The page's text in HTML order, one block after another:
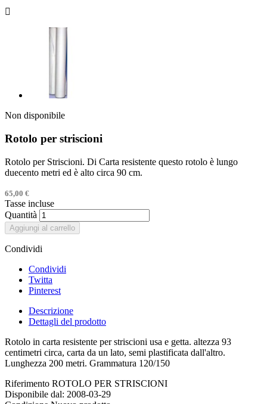

Non disponibile
Rotolo per striscioni
Rotolo per Striscioni. Di Carta resistente questo rotolo è lungo
duecento metri ed è alto circa 90 cm.
65,00 €
Tasse incluse
Quantità
Aggiungi al carrello
Condividi
Condividi
Twitta
Pinterest
Descrizione
Dettagli del prodotto
Rotolo in carta resistente per striscioni usa e getta. altezza 93
centimetri circa, carta da un lato, semi plastificata dall'altro.
Lunghezza 200 metri. Grammatura 120/150
Riferimento ROTOLO PER STRISCIONI
Disponibile dal: 2008-03-29